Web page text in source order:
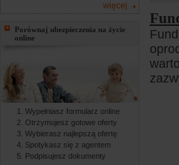
więcej
Porównaj ubezpieczenia na życie
online
Wypełniasz formularz online
Otrzymujesz gotowe oferty
Wybierasz najlepszą ofertę
Spotykasz się z agentem
Podpisujesz dokumenty